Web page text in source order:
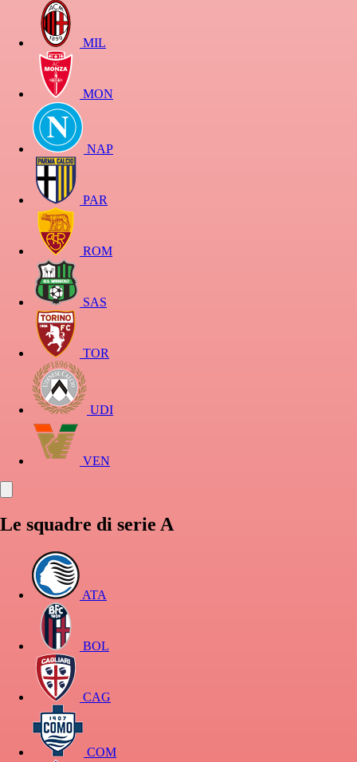
MIL
MON
NAP
PAR
ROM
SAS
TOR
UDI
VEN
Le squadre di serie A
ATA
BOL
CAG
COM